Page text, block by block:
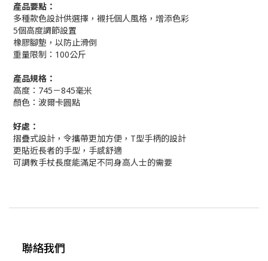
產品要點：
多種款色設計供選擇，襯托個人風格，增添色彩
5個高度調節設置
橡膠腳墊，以防止滑倒
重量限制：100公斤
產品規格：
高度：745－845毫米
顏色：波爾卡圓點
好處：
摺疊式設計，令攜帶更加方便，T型手柄的設計
更貼近長者的手型，手感舒適
可調教手杖長度能滿足不同身高人士的需要
聯絡我們